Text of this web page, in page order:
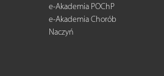
e-Akademia POChP
e-Akademia Chorób
Naczyń